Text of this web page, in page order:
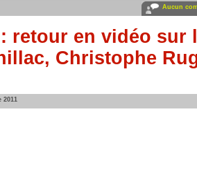
Aucun
retour en vidéo sur
Christophe
2011